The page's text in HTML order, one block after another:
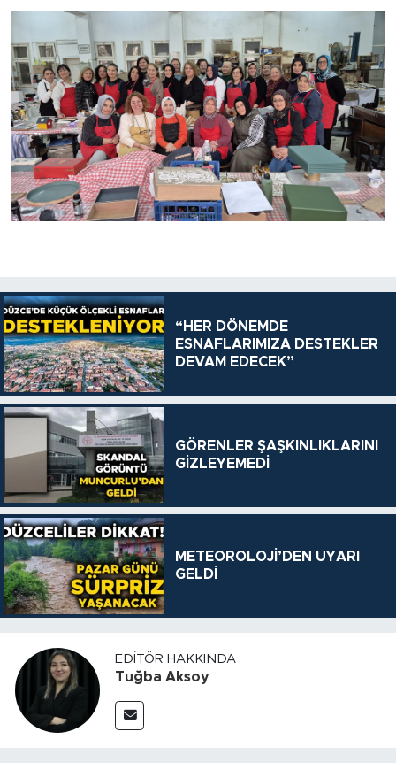
“HER DÖNEMDE
ESNAFLARIMIZA DESTEKLER
DEVAM EDECEK”
GÖRENLER ŞAŞKINLIKLARINI
GİZLEYEMEDİ
METEOROLOJİ’DEN UYARI
GELDİ
EDITÖR HAKKINDA
Tuğba Aksoy